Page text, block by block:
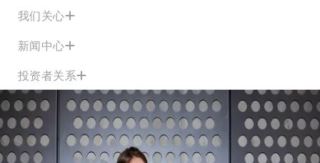
我们关心
新闻中心
投资者关系